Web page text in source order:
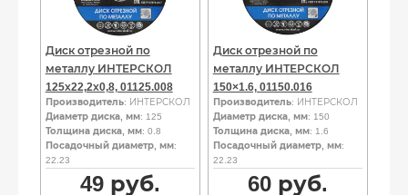
Диск отрезной по
металлу ИНТЕРСКОЛ
125х22,2х0,8, 01125.008
Производитель: ИНТЕРСКОЛ
Диаметр диска, мм: 125
Толщина диска, мм: 0.8
Посадочный диаметр, мм:
22.23
49руб.
Диск отрезной по
металлу ИНТЕРСКОЛ
150×1.6, 01150.016
Производитель: ИНТЕРСКОЛ
Диаметр диска, мм: 150
Толщина диска, мм: 1.6
Посадочный диаметр, мм:
22.23
60руб.